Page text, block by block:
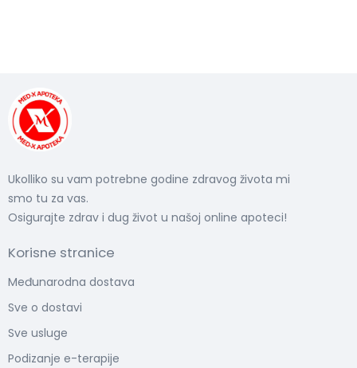
Ukolliko su vam potrebne godine zdravog života mi
smo tu za vas.
Osigurajte zdrav i dug život u našoj online apoteci!
Korisne stranice
Međunarodna dostava
Sve o dostavi
Sve usluge
Podizanje e-terapije